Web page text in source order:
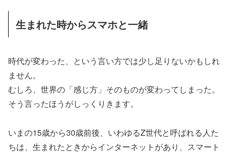
生まれた時からスマホと一緒
時代が変わった、という言い方では少し足りないかもしれ
ません。
むしろ、世界の「感じ方」そのものが変わってしまった。
そう言ったほうがしっくりきます。
いまの15歳から30歳前後、いわゆるZ世代と呼ばれる人た
ちは、生まれたときからインターネットがあり、スマート